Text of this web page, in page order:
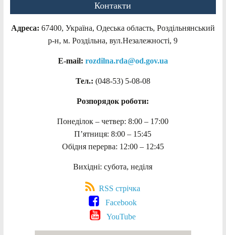
Контакти
Адреса: 67400, Україна, Одеська область, Роздільнянський
р-н, м. Роздільна, вул.Незалежності, 9
E-mail: rozdilna.rda@od.gov.ua
Тел.: (048-53) 5-08-08
Розпорядок роботи:
Понеділок – четвер: 8:00 – 17:00
П’ятниця: 8:00 – 15:45
Обідня перерва: 12:00 – 12:45
Вихідні: субота, неділя
RSS стрічка
Facebook
YouTube